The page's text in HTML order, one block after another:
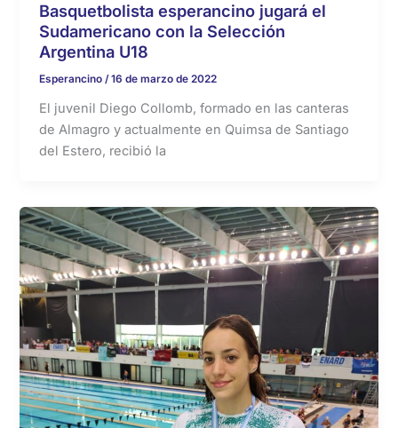
Basquetbolista esperancino jugará el
Sudamericano con la Selección
Argentina U18
Esperancino/16 de marzo de 2022
El juvenil Diego Collomb, formado en las canteras
de Almagro y actualmente en Quimsa de Santiago
del Estero, recibió la